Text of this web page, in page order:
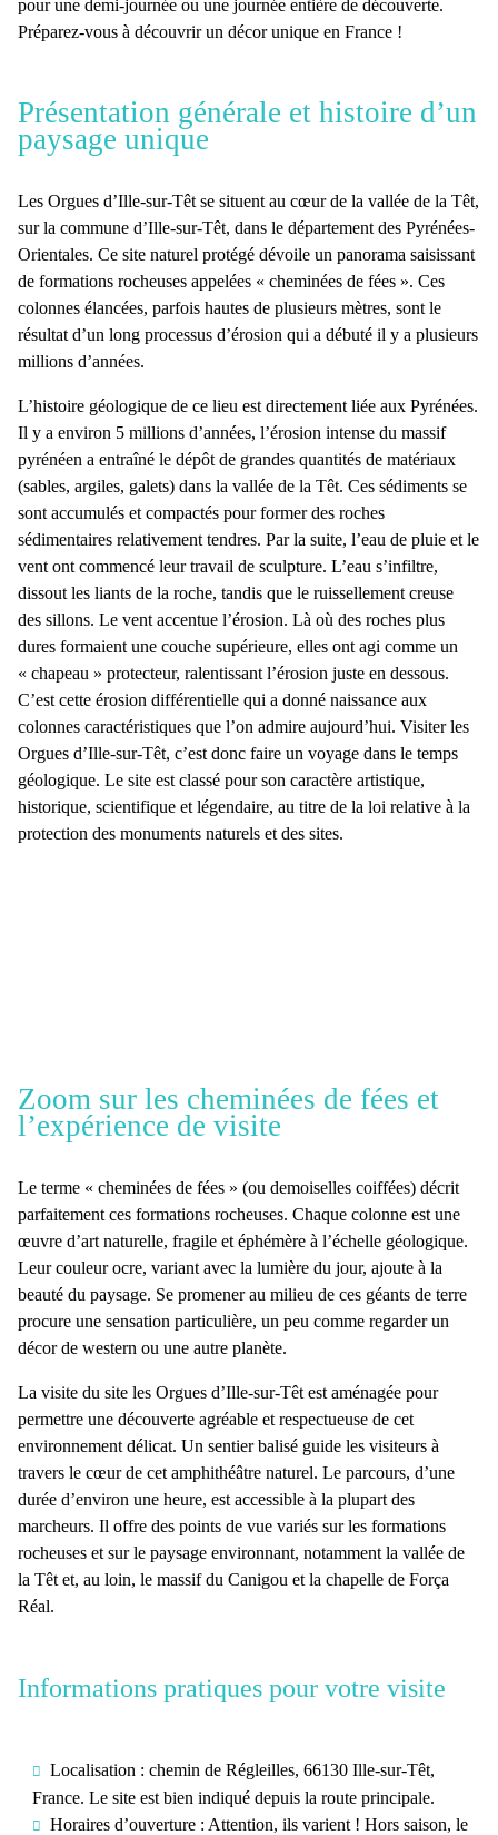
pour une demi-journée ou une journée entière de découverte.
Préparez-vous à découvrir un décor unique en France !
Présentation générale et histoire d’un
paysage unique
Les Orgues d’Ille-sur-Têt se situent au cœur de la vallée de la Têt,
sur la commune d’Ille-sur-Têt, dans le département des Pyrénées-
Orientales. Ce site naturel protégé dévoile un panorama saisissant
de formations rocheuses appelées « cheminées de fées ». Ces
colonnes élancées, parfois hautes de plusieurs mètres, sont le
résultat d’un long processus d’érosion qui a débuté il y a plusieurs
millions d’années.
L’histoire géologique de ce lieu est directement liée aux Pyrénées.
Il y a environ 5 millions d’années, l’érosion intense du massif
pyrénéen a entraîné le dépôt de grandes quantités de matériaux
(sables, argiles, galets) dans la vallée de la Têt. Ces sédiments se
sont accumulés et compactés pour former des roches
sédimentaires relativement tendres. Par la suite, l’eau de pluie et le
vent ont commencé leur travail de sculpture. L’eau s’infiltre,
dissout les liants de la roche, tandis que le ruissellement creuse
des sillons. Le vent accentue l’érosion. Là où des roches plus
dures formaient une couche supérieure, elles ont agi comme un
« chapeau » protecteur, ralentissant l’érosion juste en dessous.
C’est cette érosion différentielle qui a donné naissance aux
colonnes caractéristiques que l’on admire aujourd’hui. Visiter les
Orgues d’Ille-sur-Têt, c’est donc faire un voyage dans le temps
géologique. Le site est classé pour son caractère artistique,
historique, scientifique et légendaire, au titre de la loi relative à la
protection des monuments naturels et des sites.
Zoom sur les cheminées de fées et
l’expérience de visite
Le terme « cheminées de fées » (ou demoiselles coiffées) décrit
parfaitement ces formations rocheuses. Chaque colonne est une
œuvre d’art naturelle, fragile et éphémère à l’échelle géologique.
Leur couleur ocre, variant avec la lumière du jour, ajoute à la
beauté du paysage. Se promener au milieu de ces géants de terre
procure une sensation particulière, un peu comme regarder un
décor de western ou une autre planète.
La visite du site les Orgues d’Ille-sur-Têt est aménagée pour
permettre une découverte agréable et respectueuse de cet
environnement délicat. Un sentier balisé guide les visiteurs à
travers le cœur de cet amphithéâtre naturel. Le parcours, d’une
durée d’environ une heure, est accessible à la plupart des
marcheurs. Il offre des points de vue variés sur les formations
rocheuses et sur le paysage environnant, notamment la vallée de
la Têt et, au loin, le massif du Canigou et la chapelle de Força
Réal.
Informations pratiques pour votre visite
Localisation : chemin de Régleilles, 66130 Ille-sur-Têt,
France. Le site est bien indiqué depuis la route principale.
Horaires d’ouverture : Attention, ils varient ! Hors saison, le